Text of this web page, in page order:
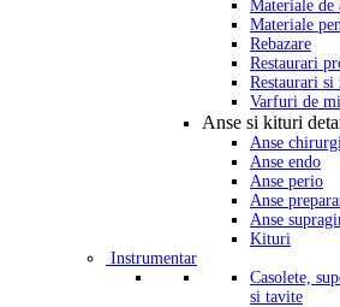
Materiale de
Materiale
Rebazare
Restaurari
Restaurari
Varfuri de
Anse si kituri
Anse
Anse endo
Anse perio
Anse
Anse
Kituri
Instrumentar
Casolete,
si tavite